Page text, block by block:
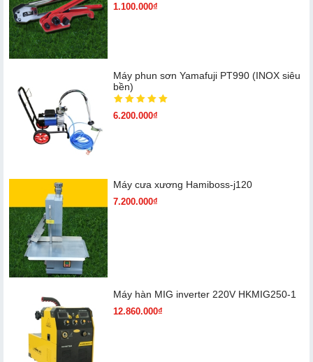
1.100.000₫
Máy phun sơn Yamafuji PT990 (INOX siêu
bền)
6.200.000₫
Máy cưa xương Hamiboss-j120
7.200.000₫
Máy hàn MIG inverter 220V HKMIG250-1
12.860.000₫